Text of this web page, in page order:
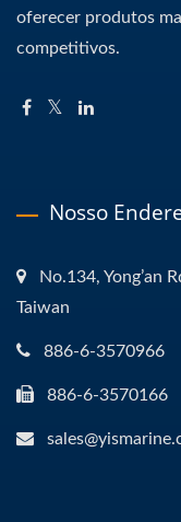
oferecer produtos
competitivos.
Nosso
No.134, Yong’an
Taiwan
886-6-3570966
886-6-3570166